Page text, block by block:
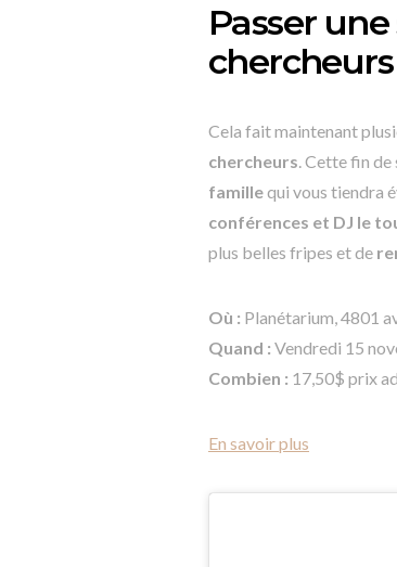
Passer
chercheurs
Cela fait maintenant
chercheurs. Cette fin
famillequi vous tiendra
conférences et DJ le
plus belles fripes et de
Où : Planétarium, 4801
Quand : Vendredi 15
Combien : 17,50$ prix
En savoir plus